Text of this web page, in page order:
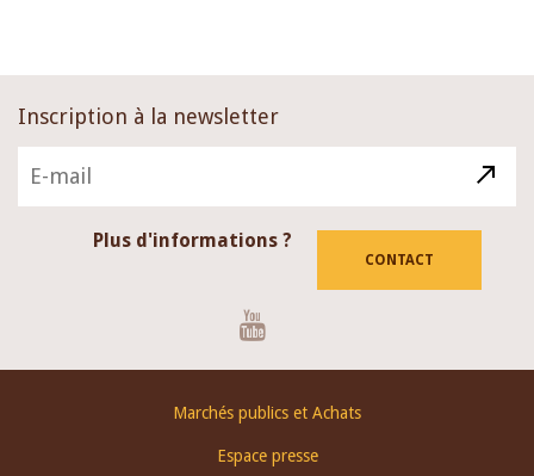
Inscription à la newsletter
Plus d'informations ?
CONTACT
Marchés publics et Achats
Espace presse